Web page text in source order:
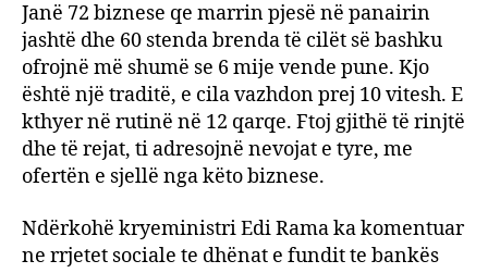
Janë 72 biznese qe marrin pjesë në panairin
jashtë dhe 60 stenda brenda të cilët së bashku
ofrojnë më shumë se 6 mije vende pune. Kjo
është një traditë, e cila vazhdon prej 10 vitesh. E
kthyer në rutinë në 12 qarqe. Ftoj gjithë të rinjtë
dhe të rejat, ti adresojnë nevojat e tyre, me
ofertën e sjellë nga këto biznese.
Ndërkohë kryeministri Edi Rama ka komentuar
ne rrjetet sociale te dhënat e fundit te bankës